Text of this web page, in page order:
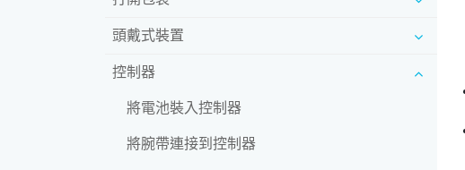
頭戴式裝置
控制器
將電池裝入控制器
將腕帶連接到控制器